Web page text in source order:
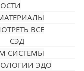
ВСЕ
СЭД
СИСТЕМЫ
ЭДО